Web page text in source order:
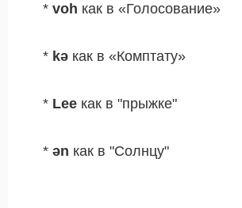
* voh как в «Голосование»
* kə как в «Комптату»
* Lee как в "прыжке"
* ən как в "Солнцу"